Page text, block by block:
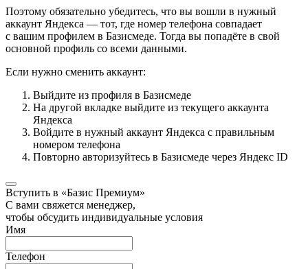
Поэтому обязательно убедитесь, что вы вошли в нужный
аккаунт Яндекса — тот, где номер телефона совпадает
с вашим профилем в Базисмеде. Тогда вы попадёте в свой
основной профиль со всеми данными.
Если нужно сменить аккаунт:
Выйдите из профиля в Базисмеде
На другой вкладке выйдите из текущего аккаунта
Яндекса
Войдите в нужный аккаунт Яндекса с правильным
номером телефона
Повторно авторизуйтесь в Базисмеде через Яндекс ID
Вступить в «Базис Премиум»
С вами свяжется менеджер,
чтобы обсудить индивидуальные условия
Имя
Телефон